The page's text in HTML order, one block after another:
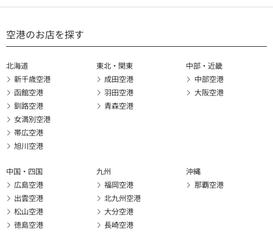
空港のお店を探す
北海道
新千歳空港
函館空港
釧路空港
女満別空港
帯広空港
旭川空港
東北・関東
成田空港
羽田空港
青森空港
中部・近畿
中部空港
大阪空港
中国・四国
広島空港
出雲空港
松山空港
徳島空港
九州
福岡空港
北九州空港
大分空港
長崎空港
沖縄
那覇空港